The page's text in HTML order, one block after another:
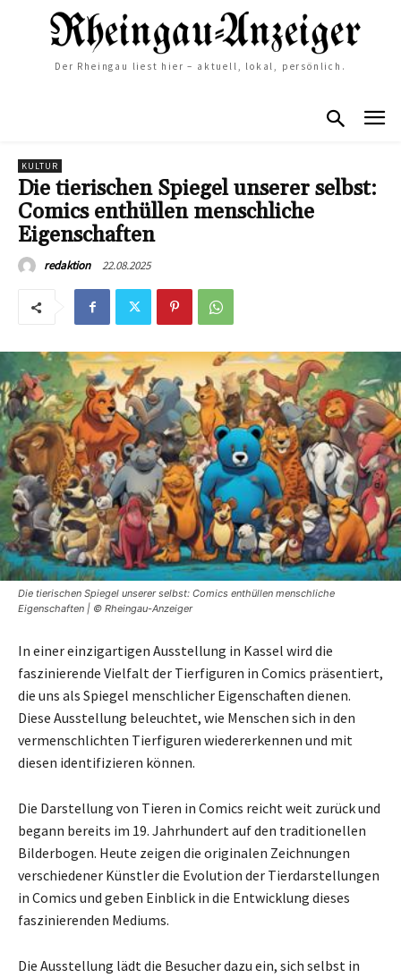
Der Rheingau liest hier – aktuell, lokal, persönlich.
KULTUR
Die tierischen Spiegel unserer selbst:
Comics enthüllen menschliche
Eigenschaften
redaktion 22.08.2025
Die tierischen Spiegel unserer selbst: Comics enthüllen menschliche
Eigenschaften | © Rheingau-Anzeiger
In einer einzigartigen Ausstellung in Kassel wird die
faszinierende Vielfalt der Tierfiguren in Comics präsentiert,
die uns als Spiegel menschlicher Eigenschaften dienen.
Diese Ausstellung beleuchtet, wie Menschen sich in den
vermenschlichten Tierfiguren wiedererkennen und mit
diesen identifizieren können.
Die Darstellung von Tieren in Comics reicht weit zurück und
begann bereits im 19. Jahrhundert auf den traditionellen
Bilderbogen. Heute zeigen die originalen Zeichnungen
verschiedener Künstler die Evolution der Tierdarstellungen
in Comics und geben Einblick in die Entwicklung dieses
faszinierenden Mediums.
Die Ausstellung lädt die Besucher dazu ein, sich selbst in